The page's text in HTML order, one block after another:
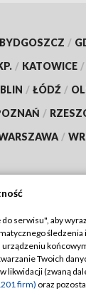
BYDGOSZCZ /
/ KATOWICE /
/ ŁÓDŹ /
/
/
TVP
TVP
prywatności
serwisu", aby
śledzenia
Twoich
likwidacji (zwaną
firm) oraz